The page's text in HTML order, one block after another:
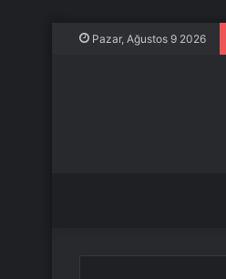
Pazar, Ağustos 9 2026